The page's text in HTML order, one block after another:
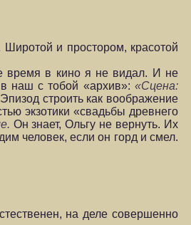
и простором, красотой
время в кино я не видал. И не
наш с тобой «архив»: «Сцена:
строить как воображение
экзотики «свадьбы древнего
Он знает, Ольгу не вернуть. Их
человек, если он горд и смел.
на деле совершенно